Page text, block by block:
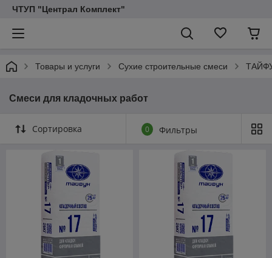
ЧТУП "Централ Комплект"
Товары и услуги Сухие строительные смеси
Смеси для кладочных работ
Сортировка 0 Фильтры